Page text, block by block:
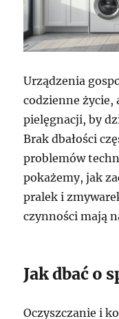
Urządzenia
codzienne życie,
pielęgnacji, by
Brak dbałości
problemów
pokażemy, jak
pralek i
czynności mają
Jak dbać o
Oczyszczanie i